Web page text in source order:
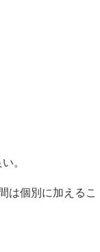
。
は個別に加えるこ